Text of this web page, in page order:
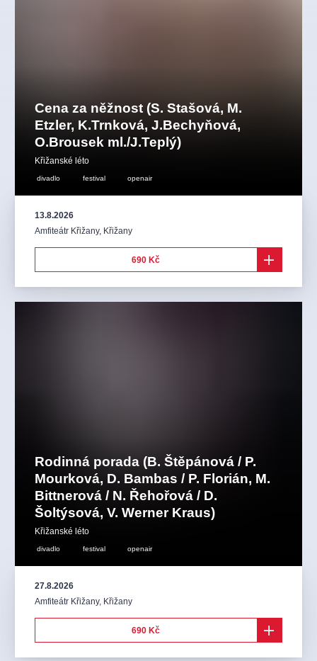
Cena za něžnost (S. Stašová, M.
Etzler, K.Trnková, J.Bechyňová,
O.Brousek ml./J.Teplý)
Křižanské léto
divadlo festival openair
13.8.2026
Amfiteátr Křižany, Křižany
690 Kč
Rodinná porada (B. Štěpánová / P.
Mourková, D. Bambas / P. Florián, M.
Bittnerová / N. Řehořová / D.
Šoltýsová, V. Werner Kraus)
Křižanské léto
divadlo festival openair
27.8.2026
Amfiteátr Křižany, Křižany
690 Kč